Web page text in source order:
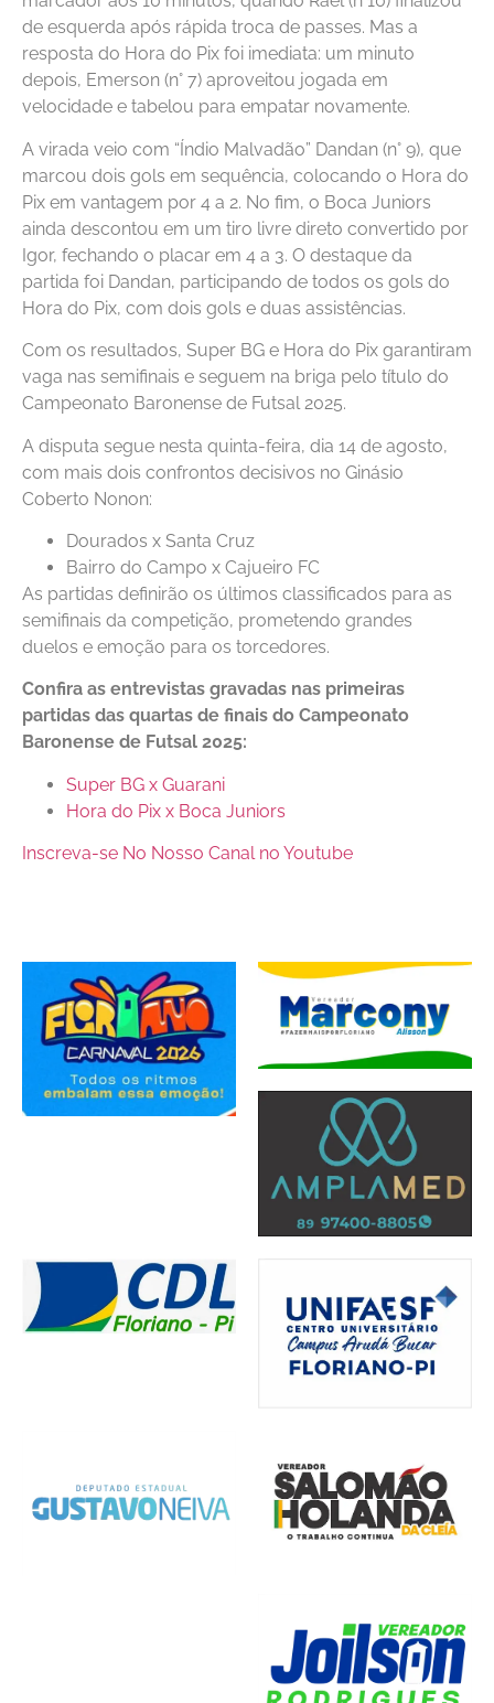
de esquerda após rápida troca de passes. Mas a
resposta do Hora do Pix foi imediata: um minuto
depois, Emerson (n° 7) aproveitou jogada em
velocidade e tabelou para empatar novamente.
A virada veio com “Índio Malvadão” Dandan (n° 9), que
marcou dois gols em sequência, colocando o Hora do
Pix em vantagem por 4 a 2. No fim, o Boca Juniors
ainda descontou em um tiro livre direto convertido por
Igor, fechando o placar em 4 a 3. O destaque da
partida foi Dandan, participando de todos os gols do
Hora do Pix, com dois gols e duas assistências.
Com os resultados, Super BG e Hora do Pix garantiram
vaga nas semifinais e seguem na briga pelo título do
Campeonato Baronense de Futsal 2025.
A disputa segue nesta quinta-feira, dia 14 de agosto,
com mais dois confrontos decisivos no Ginásio
Coberto Nonon:
Dourados x Santa Cruz
Bairro do Campo x Cajueiro FC
As partidas definirão os últimos classificados para as
semifinais da competição, prometendo grandes
duelos e emoção para os torcedores.
Confira as entrevistas gravadas nas primeiras
partidas das quartas de finais do Campeonato
Baronense de Futsal 2025:
Super BG x Guarani
Hora do Pix x Boca Juniors
Inscreva-se No Nosso Canal no Youtube